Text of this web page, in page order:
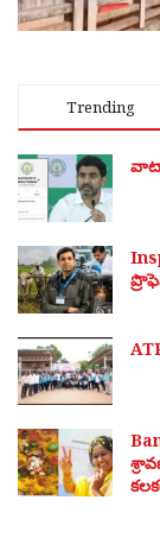
Trending